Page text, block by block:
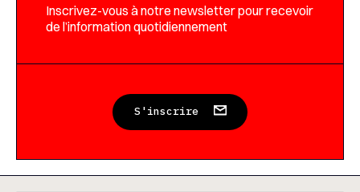
Inscrivez-vous à notre newsletter pour recevoir
de l’information quotidiennement
S'inscrire